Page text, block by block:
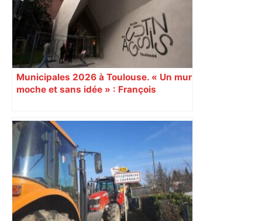
Municipales 2026 à Toulouse. « Un mur
moche et sans idée » : François
Augustins